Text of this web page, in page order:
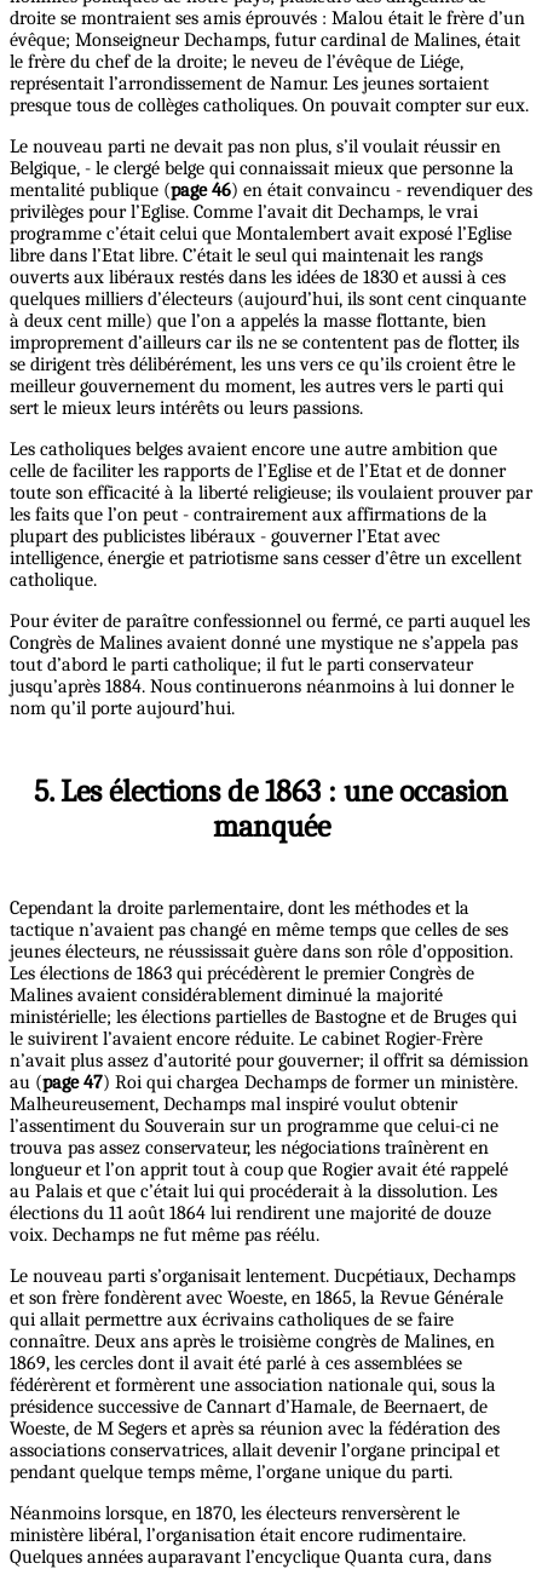
droite se montraient ses amis éprouvés : Malou était le frère d’un
évêque; Monseigneur Dechamps, futur cardinal de Malines, était
le frère du chef de la droite; le neveu de l’évêque de Liége,
représentait l’arrondissement de Namur. Les jeunes sortaient
presque tous de collèges catholiques. On pouvait compter sur eux.
Le nouveau parti ne devait pas non plus, s’il voulait réussir en
Belgique, - le clergé belge qui connaissait mieux que personne la
mentalité publique (page 46) en était convaincu - revendiquer des
privilèges pour l’Eglise. Comme l’avait dit Dechamps, le vrai
programme c’était celui que Montalembert avait exposé l’Eglise
libre dans l’Etat libre. C’était le seul qui maintenait les rangs
ouverts aux libéraux restés dans les idées de 1830 et aussi à ces
quelques milliers d’électeurs (aujourd’hui, ils sont cent cinquante
à deux cent mille) que l’on a appelés la masse flottante, bien
improprement d’ailleurs car ils ne se contentent pas de flotter, ils
se dirigent très délibérément, les uns vers ce qu’ils croient être le
meilleur gouvernement du moment, les autres vers le parti qui
sert le mieux leurs intérêts ou leurs passions.
Les catholiques belges avaient encore une autre ambition que
celle de faciliter les rapports de l’Eglise et de l’Etat et de donner
toute son efficacité à la liberté religieuse; ils voulaient prouver par
les faits que l’on peut - contrairement aux affirmations de la
plupart des publicistes libéraux - gouverner l’Etat avec
intelligence, énergie et patriotisme sans cesser d’être un excellent
catholique.
Pour éviter de paraître confessionnel ou fermé, ce parti auquel les
Congrès de Malines avaient donné une mystique ne s’appela pas
tout d’abord le parti catholique; il fut le parti conservateur
jusqu’après 1884. Nous continuerons néanmoins à lui donner le
nom qu’il porte aujourd’hui.
5. Les élections de 1863 : une occasion
manquée
Cependant la droite parlementaire, dont les méthodes et la
tactique n’avaient pas changé en même temps que celles de ses
jeunes électeurs, ne réussissait guère dans son rôle d’opposition.
Les élections de 1863 qui précédèrent le premier Congrès de
Malines avaient considérablement diminué la majorité
ministérielle; les élections partielles de Bastogne et de Bruges qui
le suivirent l’avaient encore réduite. Le cabinet Rogier-Frère
n’avait plus assez d’autorité pour gouverner; il offrit sa démission
au (page 47) Roi qui chargea Dechamps de former un ministère.
Malheureusement, Dechamps mal inspiré voulut obtenir
l’assentiment du Souverain sur un programme que celui-ci ne
trouva pas assez conservateur, les négociations traînèrent en
longueur et l’on apprit tout à coup que Rogier avait été rappelé
au Palais et que c’était lui qui procéderait à la dissolution. Les
élections du 11 août 1864 lui rendirent une majorité de douze
voix. Dechamps ne fut même pas réélu.
Le nouveau parti s’organisait lentement. Ducpétiaux, Dechamps
et son frère fondèrent avec Woeste, en 1865, la Revue Générale
qui allait permettre aux écrivains catholiques de se faire
connaître. Deux ans après le troisième congrès de Malines, en
1869, les cercles dont il avait été parlé à ces assemblées se
fédérèrent et formèrent une association nationale qui, sous la
présidence successive de Cannart d’Hamale, de Beernaert, de
Woeste, de M Segers et après sa réunion avec la fédération des
associations conservatrices, allait devenir l’organe principal et
pendant quelque temps même, l’organe unique du parti.
Néanmoins lorsque, en 1870, les électeurs renversèrent le
ministère libéral, l’organisation était encore rudimentaire.
Quelques années auparavant l’encyclique Quanta cura, dans